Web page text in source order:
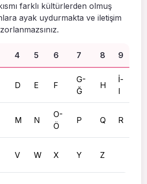
farklı kültürlerden olmuş
ayak uydurmakta ve iletişim
4 5 6 7 8 9
D E F
G-
Ğ
H
İ-
I
M N
O-
Ö
P Q R
V W X Y Z